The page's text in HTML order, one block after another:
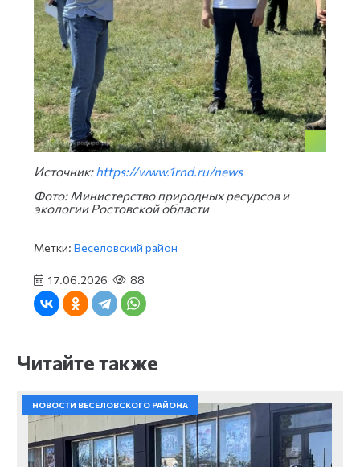
Источник:https://www.1rnd.ru/news
Фото: Министерство природных ресурсов и
экологии Ростовской области
Метки: Веселовский район
17.06.2026 88
Читайте также
НОВОСТИ ВЕСЕЛОВСКОГО РАЙОНА